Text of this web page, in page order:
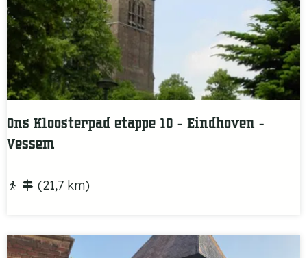
p
e
1
0
z
e
e
n
Ons Kloosterpad etappe 10 - Eindhoven -
Vessem
O
K
(21,7 km)